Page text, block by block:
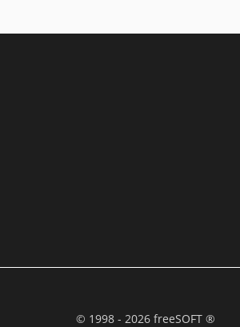
© 1998 - 2026 freeSOFT ®